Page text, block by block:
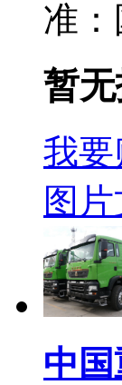
准：
暂
我
图片
中